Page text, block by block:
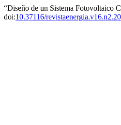
“Diseño de un Sistema Fotovoltaico
doi:10.37116/